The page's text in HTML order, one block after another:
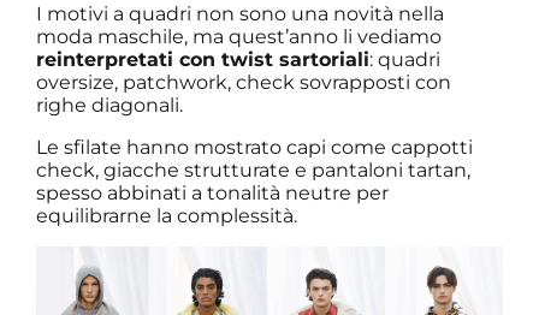
I motivi a quadri non sono una novità nella
moda maschile, ma quest’anno li vediamo
reinterpretati con twist sartoriali: quadri
oversize, patchwork, check sovrapposti con
righe diagonali.
Le sfilate hanno mostrato capi come cappotti
check, giacche strutturate e pantaloni tartan,
spesso abbinati a tonalità neutre per
equilibrarne la complessità.